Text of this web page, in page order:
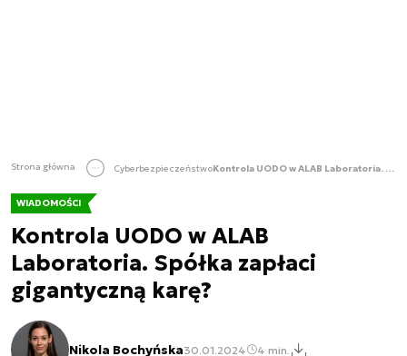
Strona główna Cyberbezpieczeństwo Kontrola UODO w ALAB Laboratoria. Spółka zapłaci gigantyczną karę?
WIADOMOŚCI
Kontrola UODO w ALAB
Laboratoria. Spółka zapłaci
gigantyczną karę?
Nikola Bochyńska30.01.2024 4 min.